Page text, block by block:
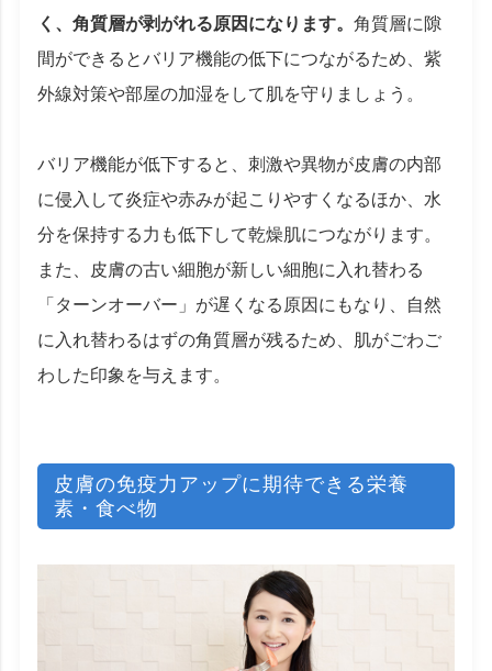
く、角質層が剥がれる原因になります。角質層に隙
間ができるとバリア機能の低下につながるため、紫
外線対策や部屋の加湿をして肌を守りましょう。
バリア機能が低下すると、刺激や異物が皮膚の内部
に侵入して炎症や赤みが起こりやすくなるほか、水
分を保持する力も低下して乾燥肌につながります。
また、皮膚の古い細胞が新しい細胞に入れ替わる
「ターンオーバー」が遅くなる原因にもなり、自然
に入れ替わるはずの角質層が残るため、肌がごわご
わした印象を与えます。
皮膚の免疫力アップに期待できる栄養
素・食べ物